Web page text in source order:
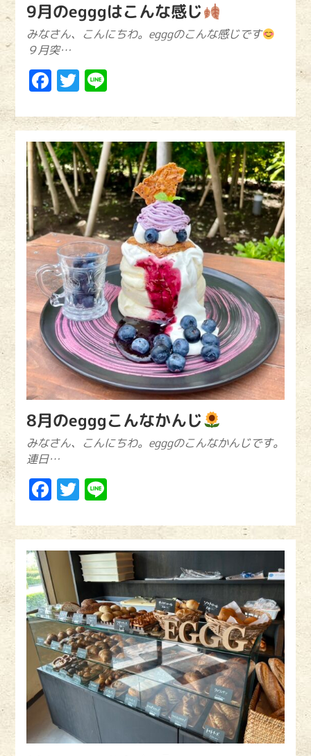
9月のegggはこんな感じ
みなさん、こんにちわ。egggのこんな感じです
９月突…
Facebook
Twitter
8月のegggこんなかんじ
みなさん、こんにちわ。egggのこんなかんじです。
連日…
Facebook
Twitter